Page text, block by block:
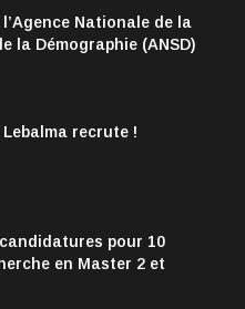
l’Agence Nationale de la
la Démographie (ANSD)
Lebalma recrute !
pour 10
en Master 2 et